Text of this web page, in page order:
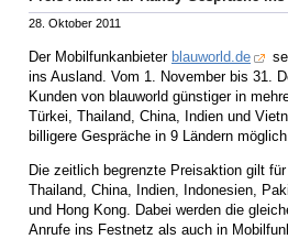
28. Oktober 2011
Der Mobilfunkanbieter blauworld.de
ins Ausland. Vom 1. November bis 31.
Kunden von blauworld günstiger in
Türkei, Thailand, China, Indien und
billigere Gespräche in 9 Ländern möglich.
Die zeitlich begrenzte Preisaktion gilt
Thailand, China, Indien, Indonesien,
und Hong Kong. Dabei werden die
Anrufe ins Festnetz als auch in